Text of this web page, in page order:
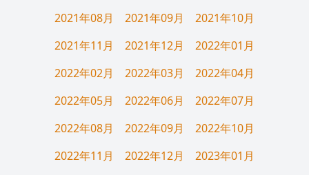
2021年08月 2021年09月
2021年10月
2021年11月
2021年12月
2022年01月
2022年02月
2022年03月
2022年04月
2022年05月
2022年06月
2022年07月
2022年08月
2022年09月
2022年10月
2022年11月
2022年12月
2023年01月